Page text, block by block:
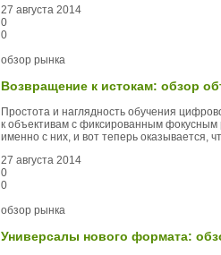
27 августа 2014
0
0
обзор рынка
Возвращение к истокам: обзор
Простота и наглядность обучения
к объективам с фиксированным фокусным
именно с них, и вот теперь оказывается,
27 августа 2014
0
0
обзор рынка
Универсалы нового формата: